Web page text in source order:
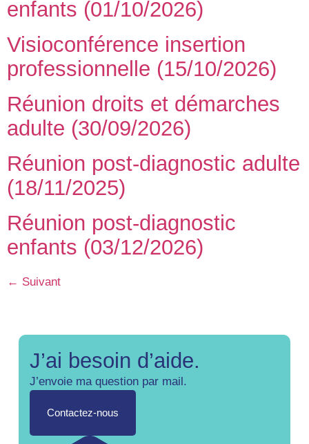
enfants (01/10/2026)
Visioconférence insertion
professionnelle (15/10/2026)
Réunion droits et démarches
adulte (30/09/2026)
Réunion post-diagnostic adulte
(18/11/2025)
Réunion post-diagnostic
enfants (03/12/2026)
← Suivant
J’ai besoin d’aide.
J’envoie ma question par mail.
Contactez-nous